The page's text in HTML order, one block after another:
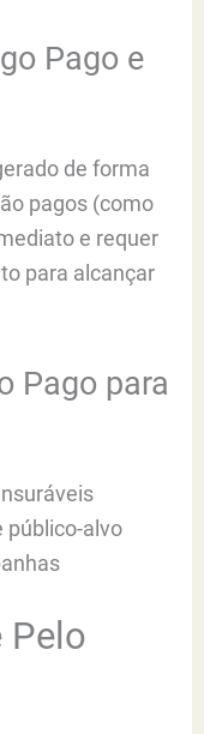
Pago e
de forma
pagos (como
e requer
para alcançar
Pago para
público-alvo
Pelo